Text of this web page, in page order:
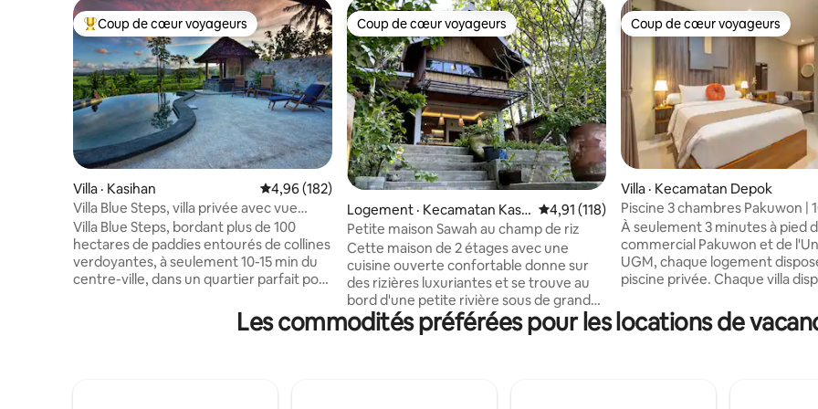
Coup de cœur voyageurs parmi les plus aimés
Coup de cœur voyageurs
Villa · Kasihan Note moyenne de 4,96 sur 5, 182 commentaires
4,96 (182)
Villa Blue Steps, villa privée avec vue
imprenable
Villa Blue Steps, bordant plus de 100
hectares de paddies entourés de collines
verdoyantes, à seulement 10-15 min du
centre-ville, dans un quartier parfait pour
tout simplement pour se détendre.
Cette maison traditionnelle restaurée
Coup de cœur voyageurs
Coup de cœur voyageurs
Logement · Kecamatan Kasi
han
Note moyenne de 4,91 sur 5, 118
4,91 (118)
Petite maison Sawah au champ de riz
Cette maison de 2 étages avec une
cuisine ouverte confortable donne sur
des rizières luxuriantes et se trouve au
bord d'une petite rivière sous de grands
arbres. C'est l'endroit idéal pour se
détendre dans la nature tropicale. Bien
Coup de cœur voyageurs
Coup de cœur voyageurs
Villa · Kecamatan Depok
Piscine 3 chambres Pakuwon |
Siji Sanggrahan 3 unités
À seulement 3 minutes à pied
commercial Pakuwon et de
UGM, chaque logement
piscine privée. Chaque villa dispose de
une capacité maximale de 10
par unité. Il y a 3 logements. Si vous
Les commodités préférées pour les locations de